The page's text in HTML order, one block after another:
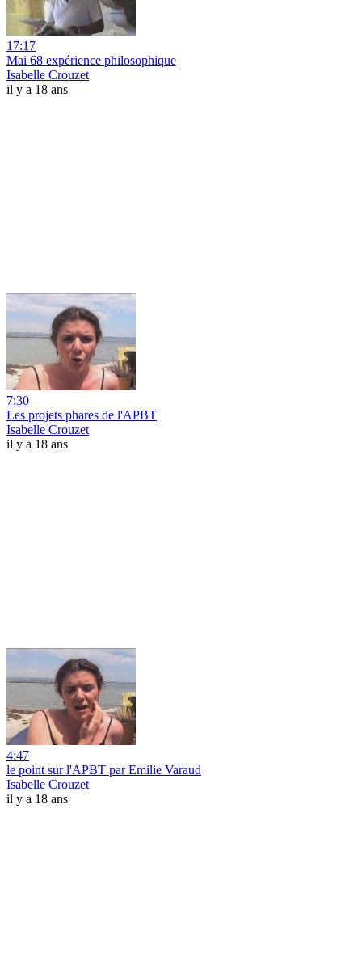
17:17
Mai 68 expérience philosophique
Isabelle Crouzet
il y a 18 ans
7:30
Les projets phares de l'APBT
Isabelle Crouzet
il y a 18 ans
4:47
le point sur l'APBT par Emilie Varaud
Isabelle Crouzet
il y a 18 ans